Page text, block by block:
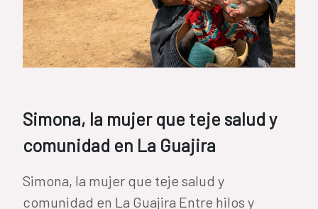
Simona, la mujer que teje salud y
comunidad en La Guajira
Simona, la mujer que teje salud y
comunidad en La Guajira Entre hilos y